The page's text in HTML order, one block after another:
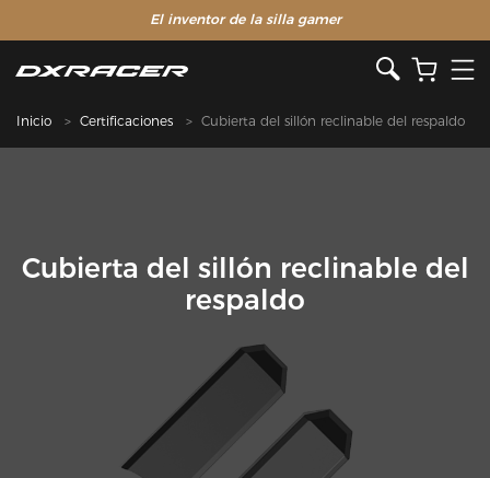
El inventor de la silla gamer
Inicio Certificaciones Cubierta del sillón reclinable del respaldo
Cubierta del sillón reclinable del
respaldo